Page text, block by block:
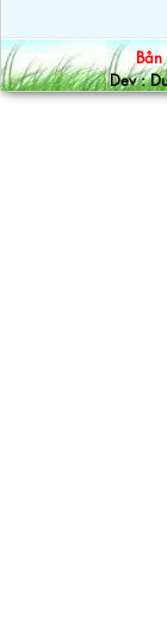
Bản
Dev :